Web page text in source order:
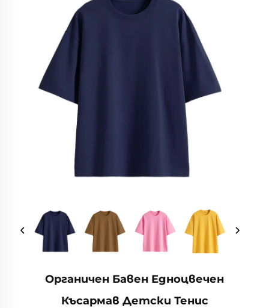
Органичен Бавен Едноцвечен
Късармав Детски Тенис